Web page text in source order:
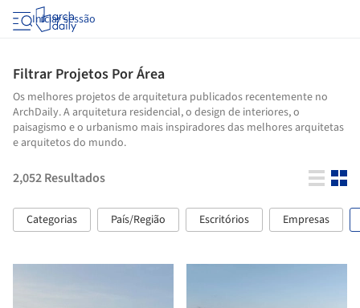
Iniciar sessão
Filtrar Projetos Por Área
Os melhores projetos de arquitetura publicados recentemente no
ArchDaily. A arquitetura residencial, o design de interiores, o
paisagismo e o urbanismo mais inspiradores das melhores arquitetas
e arquitetos do mundo.
2,052Resultados
Categorias País/Região Escritórios Empresas